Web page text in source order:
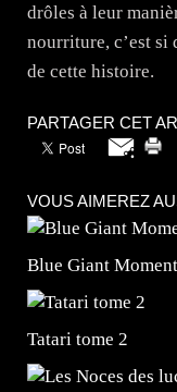
drôles à leur
nourriture, c’est si
de cette histoire.
PARTAGER CET
VOUS AIMEREZ
Blue Giant
Tatari tome 2